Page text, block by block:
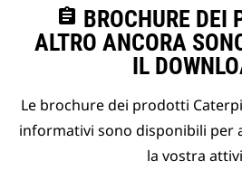
assignment BROCHURE DEI
ALTRO ANCORA
IL
Le brochure dei prodotti
informativi sono disponibili per
la vostra